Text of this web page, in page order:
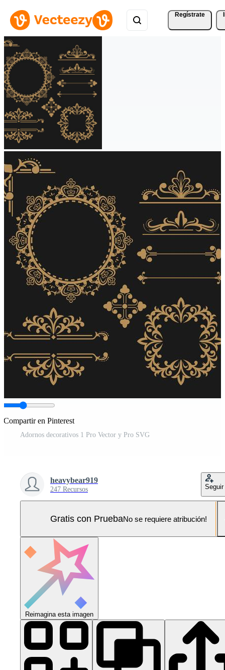
Regístrate
Compartir en Pinterest
Adornos decorativos 1 Pro Vector y Pro SVG
heavybear919
247 Recursos Seguir
Gratis con PruebaNo se requiere atribución!
Reimagina esta imagen